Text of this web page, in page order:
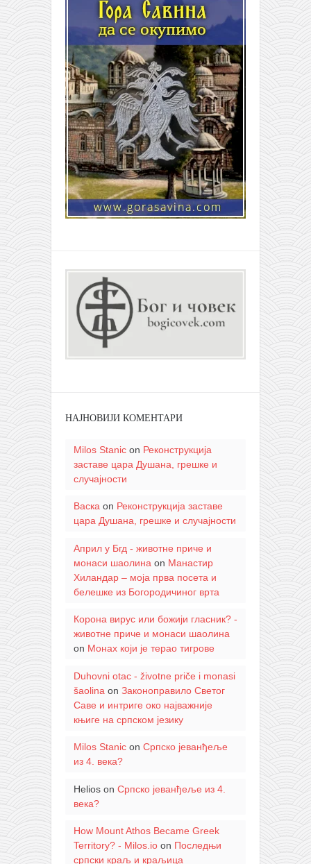
НАЈНОВИЈИ КОМЕНТАРИ
Milos Stanicon Реконструкција
заставе цара Душана, грешке и
случајности
Васка on Реконструкција заставе
цара Душана, грешке и случајности
Април у Бгд - животне приче и
монаси шаолина on Манастир
Хиландар – моја прва посета и
белешке из Богородичиног врта
Корона вирус или божији гласник? -
животне приче и монаси шаолина
on Монах који је терао тигрове
Duhovni otac - životne priče i monasi
šaolina on Законоправило Светог
Саве и интриге око најважније
књиге на српском језику
Milos Stanicon Српско јеванђеље
из 4. века?
Helioson Српско јеванђеље из 4.
века?
How Mount Athos Became Greek
Territory? - Milos.ioon Последњи
српски краљ и краљица